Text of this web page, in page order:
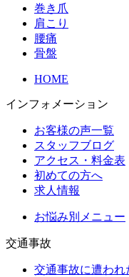
巻き爪
肩こり
腰痛
骨盤
HOME
インフォメーション
お客様の声一覧
スタッフブログ
アクセス・料金表
初めての方へ
求人情報
お悩み別メニュー
交通事故
交通事故に遭われ